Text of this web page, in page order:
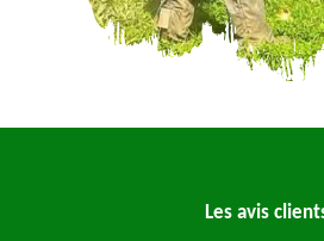
Les avis